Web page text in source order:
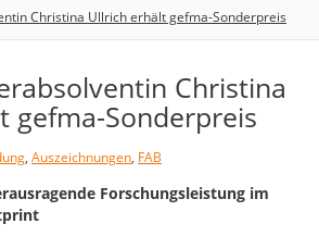
Christina Ullrich erhält gefma-Sonderpreis
Christina
gefma-Sonderpreis
, Auszeichnungen, FAB
Forschungsleistung im